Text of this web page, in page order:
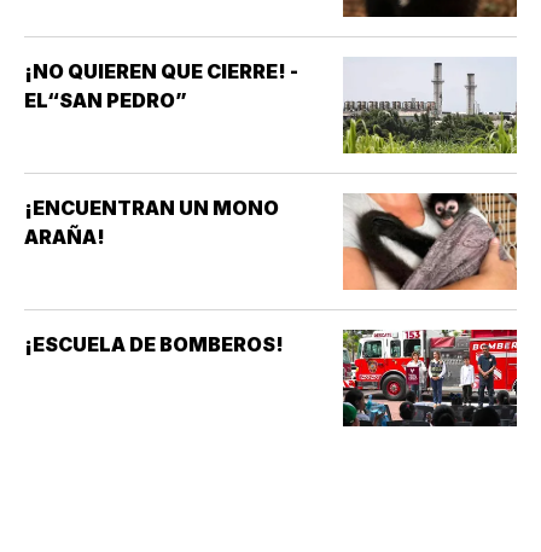
¡NO QUIEREN QUE CIERRE! -
EL“SAN PEDRO”
¡ENCUENTRAN UN MONO
ARAÑA!
¡ESCUELA DE BOMBEROS!